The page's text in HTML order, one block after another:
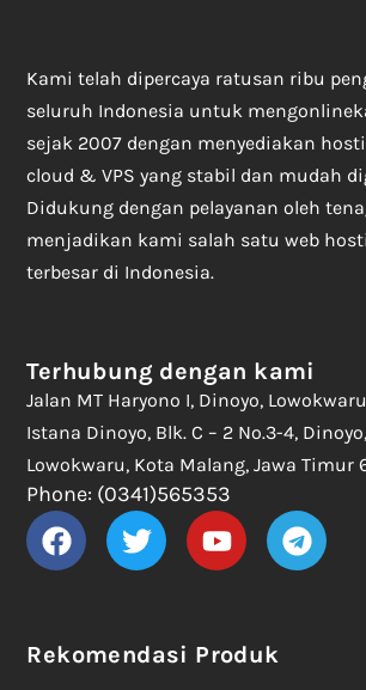
Kami telah dipercaya ratusan ribu
seluruh Indonesia untuk
sejak 2007 dengan menyediakan
cloud & VPS yang stabil dan mudah
Didukung dengan pelayanan oleh
menjadikan kami salah satu web
terbesar di Indonesia.
Rekomendasi Produk
Terhubung dengan kami
Jalan MT Haryono I, Dinoyo,
Istana Dinoyo, Blk. C – 2 No.3-4,
Lowokwaru, Kota Malang, Jawa Timur
Phone: (0341)565353